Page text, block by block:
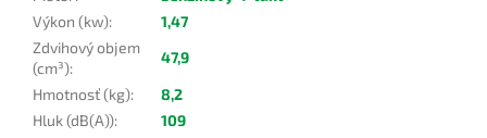
Výkon (kw):
1,47
Zdvihový objem
(cm³):
47,9
Hmotnosť (kg):
8,2
Hluk (dB(A)):
109